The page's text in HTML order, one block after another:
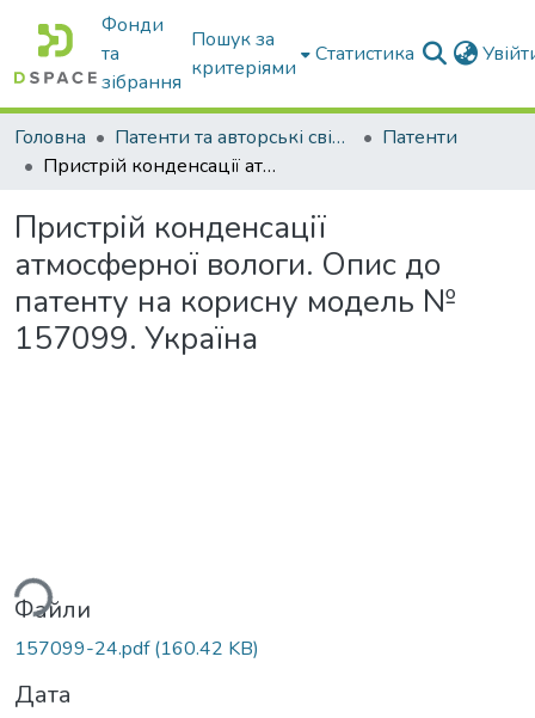
Фонди
та
зібрання
Пошук за
критеріями
Статистика
Головна Патенти та авторські свідоцтва
Патенти
Пристрій конденсації атмосферної вологи. Опис до патенту на корисну модель № 157099. Україна
Пристрій конденсації
атмосферної вологи. Опис до
патенту на корисну модель №
157099. Україна
Файли
157099-24.pdf(160.42 KB)
Дата